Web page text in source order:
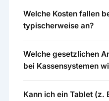
Kassensysteme im
Welche Kosten fallen
typischerweise an?
Welche gesetzlichen
bei Kassensystemen
Kann ich ein Tablet (z.